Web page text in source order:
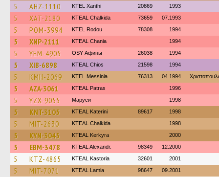
5 AHZ-1110 KTEL Xanthi 20869 1993
5 XAT-2180 KTEAL Chalkida 73659 07.1993
5 POM-3994 ΚΤΕL Rodou 78308 1994
5 XNP-2111 KTEAL Chania 1994
5 YEM-4905 OSY Афины 26038 1994
5 XIB-6898 KTEAL Chios 21598 1994
5 KMH-2069 KTEL Messinia 76313 04.1994
5 AZA-3061 KTEAL Patras 1996
5 YZX-9055 Маруси 1998
5 KNT-3105 KTEAL Katerini 89617 1998
5 MIT-2630 KTEAL Chalkida 1998
5 KYN-3045 KTEAL Kerkyra 2000
5 EBM-3478 KTEAL Alexandr. 98349 12.2000
5 KTZ-4865 KTEAL Kastoria 32601 2001
5 MIT-7071 KTEAL Lamia 98647 09.2001